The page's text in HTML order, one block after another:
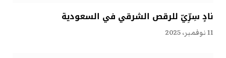
نادٍ سِرِّيّ للرقص الشرقي في السعودية
11 نوفمبر، 2025